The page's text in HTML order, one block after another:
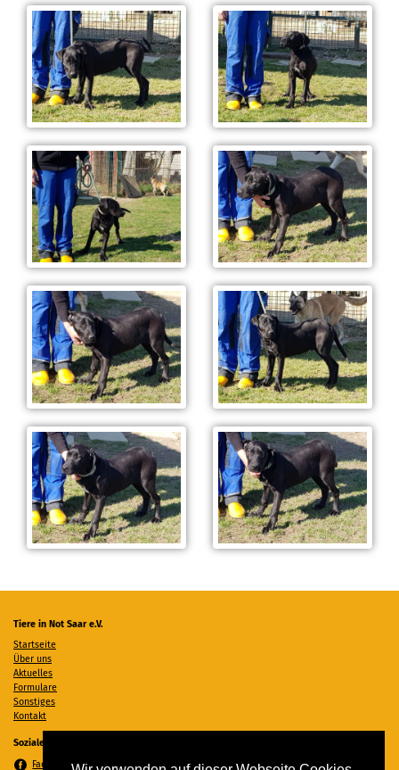
Tiere in Not Saar e.V.
Startseite
Über uns
Aktuelles
Formulare
Sonstiges
Kontakt
Soziale Medien
Facebook